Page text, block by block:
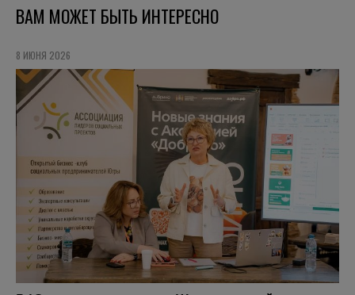
ВАМ МОЖЕТ БЫТЬ ИНТЕРЕСНО
8 ИЮНЯ 2026